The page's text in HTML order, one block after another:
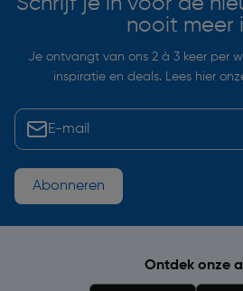
nooit meer
Je ontvangt van ons 2 à 3 keer per
inspiratie en deals. Lees hier
Abonneren
Ontdek onze